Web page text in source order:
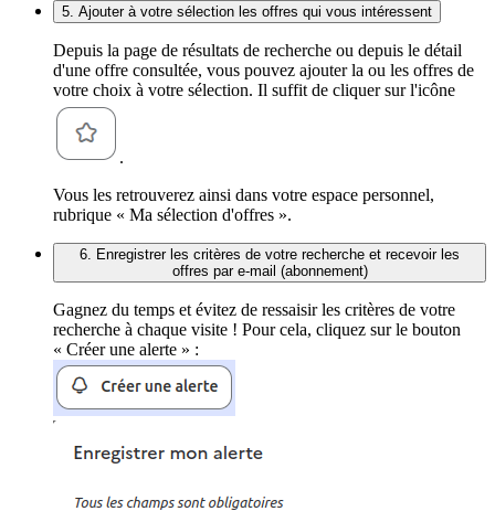
5. Ajouter à votre sélection les offres qui vous intéressent
Depuis la page de résultats de recherche ou depuis le détail
d'une offre consultée, vous pouvez ajouter la ou les offres de
votre choix à votre sélection. Il suffit de cliquer sur l'icône
.
Vous les retrouverez ainsi dans votre espace personnel,
rubrique « Ma sélection d'offres ».
6. Enregistrer les critères de votre recherche et recevoir les
offres par e-mail (abonnement)
Gagnez du temps et évitez de ressaisir les critères de votre
recherche à chaque visite ! Pour cela, cliquez sur le bouton
« Créer une alerte » :